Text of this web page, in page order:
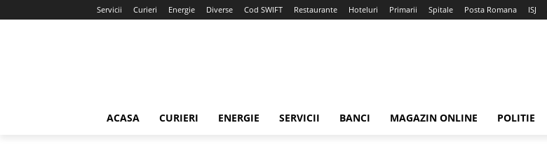
Servicii Curieri Energie Diverse Cod SWIFT Restaurante Hoteluri Primarii Spitale Posta Romana ISJ
ACASA CURIERI ENERGIE SERVICII BANCI MAGAZIN ONLINE POLITIE